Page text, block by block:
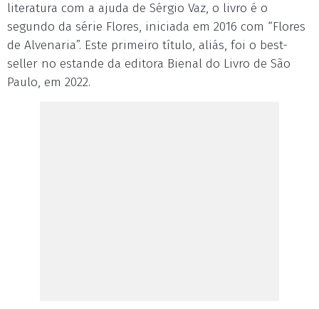
literatura com a ajuda de Sérgio Vaz, o livro é o
segundo da série Flores, iniciada em 2016 com “Flores
de Alvenaria”. Este primeiro título, aliás, foi o best-
seller no estande da editora Bienal do Livro de São
Paulo, em 2022.